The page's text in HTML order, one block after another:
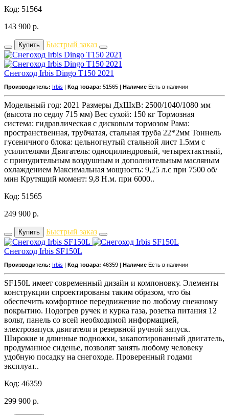
Код: 51564
143 900 р.
Купить Быстрый заказ
Снегоход Irbis Dingo T150 2021
Производитель: Irbis | Код товара: 51565 | Наличие Есть в наличии
Модельный год: 2021 Размеры ДxШxВ: 2500/1040/1080 мм
(высота по седлу 715 мм) Вес сухой: 150 кг Тормозная
система: гидравлическая с дисковым тормозом Рама:
пространственная, трубчатая, стальная труба 22*2мм Тоннель
гусеничного блока: цельногнутый стальной лист 1.5мм с
усилителями Двигатель: одноцилиндровый, четырехтактный,
с принудительным воздушным и дополнительным масляным
охлаждением Максимальная мощность: 9,25 л.с при 7500 об/
мин Крутящий момент: 9,8 Н.м. при 6000..
Код: 51565
249 900 р.
Купить Быстрый заказ
Снегоход Irbis SF150L
Производитель: Irbis | Код товара: 46359 | Наличие Есть в наличии
SF150L имеет современный дизайн и компоновку. Элементы
конструкции спроектированы таким образом, что бы
обеспечить комфортное передвижение по любому снежному
покрытию. Подогрев ручек и курка газа, розетка питания 12
вольт, панель со всей необходимой информацией,
электрозапуск двигателя и резервной ручной запуск.
Широкие и длинные подножки, закапотированный двигатель,
продуманное сиденье, позволят занять любому человеку
удобную посадку на снегоходе. Проверенный годами
эксплуат..
Код: 46359
299 900 р.